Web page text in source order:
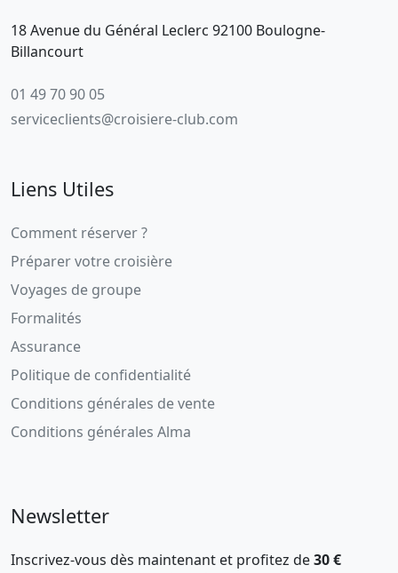
18 Avenue du Général Leclerc 92100 Boulogne-
Billancourt
01 49 70 90 05
serviceclients@croisiere-club.com
Liens Utiles
Comment réserver ?
Préparer votre croisière
Voyages de groupe
Formalités
Assurance
Politique de confidentialité
Conditions générales de vente
Conditions générales Alma
Newsletter
Inscrivez-vous dès maintenant et profitez de30 €